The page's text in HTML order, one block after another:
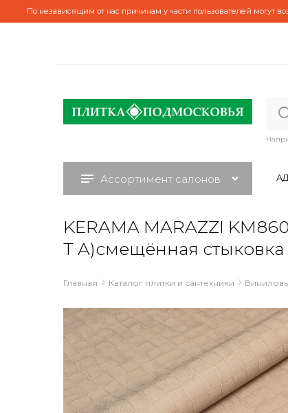
По независящим от нас причинам у части пользователей могут
Ассортимент салонов
KERAMA MARAZZI
Т A)смещённая стыковка
Главная Каталог плитки и сантехники